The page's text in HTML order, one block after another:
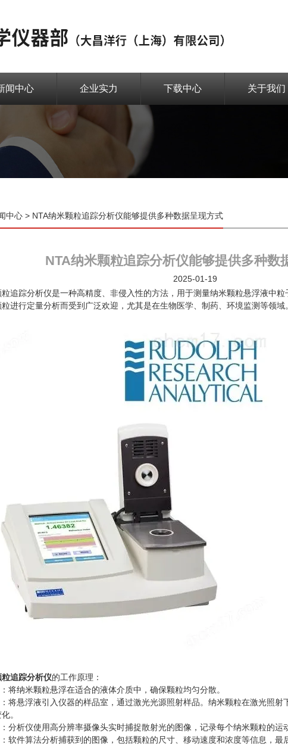
闻中心 企业实力 下载中心 关于我们
中心> NTA纳米颗粒追踪分析仪能够提供多种数据呈现方式
NTA纳米颗粒追踪分析仪能够提供多种数
2025-01-19
踪分析仪是一种高精度、非侵入性的方法，用于测量纳米颗粒悬浮液中粒
进行定量分析而受到广泛欢迎，尤其是在生物医学、制药、环境监测等领域。
追踪分析仪的工作原理：
纳米颗粒悬浮在适合的液体介质中，确保颗粒均匀分散。
悬浮液引入仪器的样品室，通过激光光源照射样品。纳米颗粒在激光照射
。
析仪使用高分辨率摄像头实时捕捉散射光的图像，记录每个纳米颗粒的运
件算法分析捕获到的图像，包括颗粒的尺寸、移动速度和浓度等信息，最